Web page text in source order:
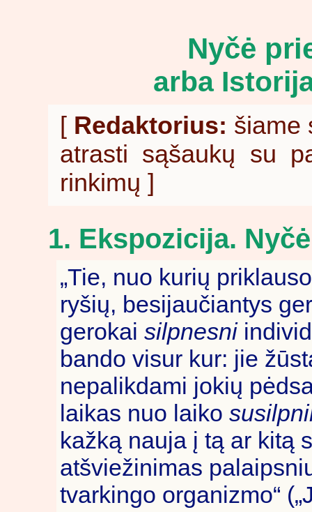
Nyčė
arba
[ Redaktorius: šiame
atrasti sąšaukų su
rinkimų ]
1. Ekspozicija. Nyčė
„Tie, nuo kurių
ryšių, besijaučiantys
gerokai silpnesni
bando visur kur: jie
nepalikdami jokių
laikas nuo laiko
kažką nauja į tą ar kitą
atšviežinimas
tvarkingo organizmo“